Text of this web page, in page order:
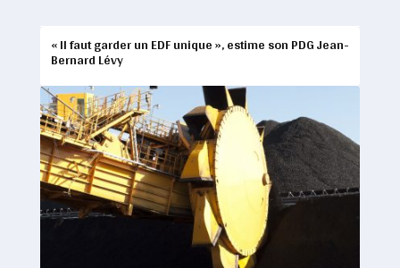
« Il faut garder un EDF unique », estime son PDG Jean-
Bernard Lévy